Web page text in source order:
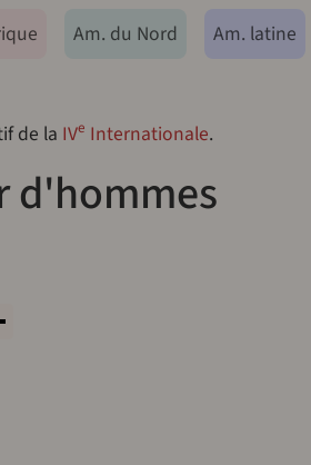
Am. du Nord Am. latine
de la IVe Internationale.
d'hommes